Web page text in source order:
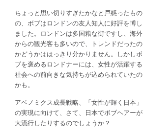
ちょっと思い切りすぎたかなと戸惑ったもの
の、ボブはロンドンの友人知人に好評を博し
ました。ロンドンは多国籍な街ですし、海外
からの観光客も多いので、トレンドだったの
かどうかははっきり分かりません。しかしボ
ブを褒めるロンドナーには、女性が活躍する
社会への前向きな気持ちが込められていたの
かも。
アベノミクス成長戦略、「女性が輝く日本」
の実現に向けて、さて、日本でボブヘアーが
大流行したりするのでしょうか？